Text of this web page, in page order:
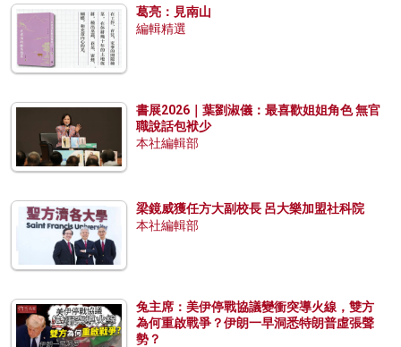
葛亮：見南山
編輯精選
書展2026｜葉劉淑儀：最喜歡姐姐角色 無官
職說話包袱少
本社編輯部
梁鏡威獲任方大副校長 呂大樂加盟社科院
本社編輯部
兔主席：美伊停戰協議變衝突導火線，雙方
為何重啟戰爭？伊朗一早洞悉特朗普虛張聲
勢？